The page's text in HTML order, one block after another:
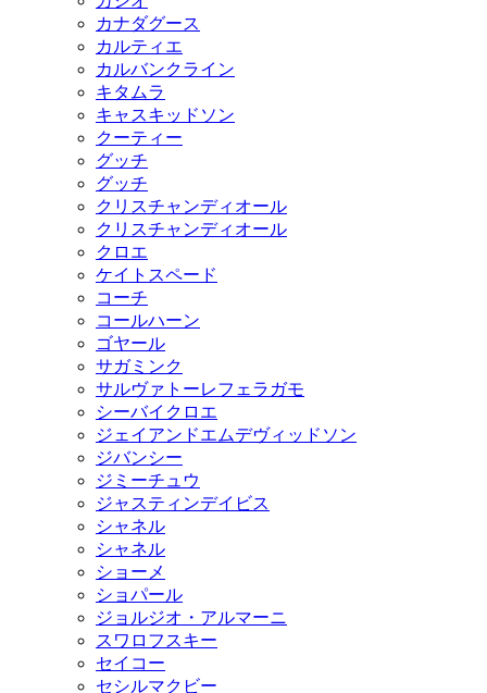
カナダグース
カルティエ
カルバンクライン
キタムラ
キャスキッドソン
クーティー
グッチ
グッチ
クリスチャンディオール
クリスチャンディオール
クロエ
ケイトスペード
コーチ
コールハーン
ゴヤール
サガミンク
サルヴァトーレフェラガモ
シーバイクロエ
ジェイアンドエムデヴィッドソン
ジバンシー
ジミーチュウ
ジャスティンデイビス
シャネル
シャネル
ショーメ
ショパール
ジョルジオ・アルマーニ
スワロフスキー
セイコー
セシルマクビー